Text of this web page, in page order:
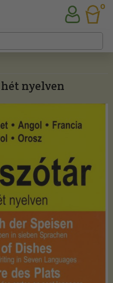
0
nyelven